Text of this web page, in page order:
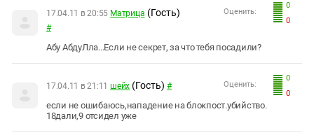
0
0
Оценить:
17.04.11 в 20:55 Матрица (Гость)
#
Абу АбдуЛла...Если не секрет, за что тебя посадили?
0
0
Оценить:
17.04.11 в 21:11 шейх (Гость) #
если не ошибаюсь,нападение на блокпост.убийство.
18дали,9 отсидел уже